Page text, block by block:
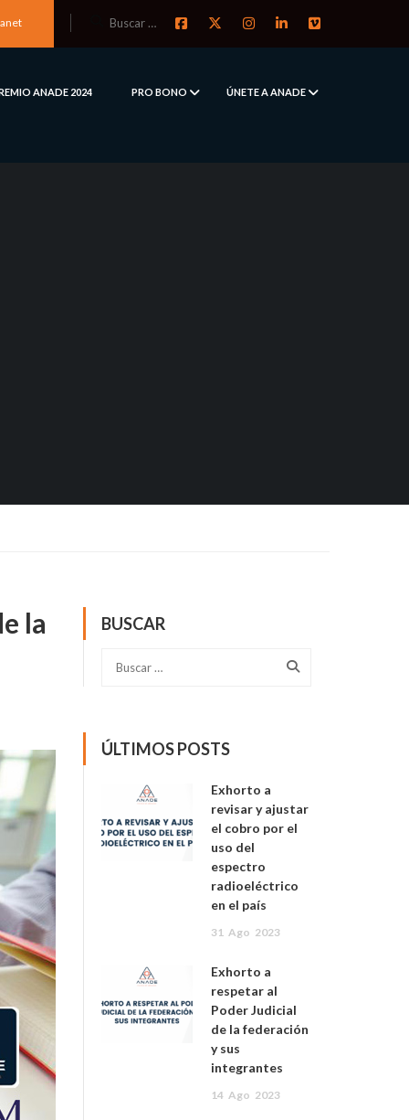
ANADE 2024 PRO BONO ÚNETE A ANADE
la
BUSCAR
ÚLTIMOS POSTS
Exhorto a
revisar y ajustar
el cobro por el
uso del
espectro
radioeléctrico
en el país
31 Ago 2023
Exhorto a
respetar al
Poder Judicial
de la federación
y sus
integrantes
14 Ago 2023